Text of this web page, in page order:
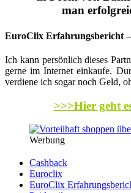
man
EuroClix Erfahrungsbericht
Ich kann persönlich dieses
gerne im Internet einkaufe.
verdiene ich sogar noch Geld,
>>>Hier geht
Werbung
Cashback
Euroclix
EuroClix